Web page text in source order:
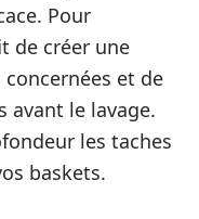
Pour
de créer une
concernées et de
avant le lavage.
les taches
baskets.